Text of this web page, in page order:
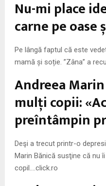
Nu-mi place
carne pe oase
Pe lângă faptul că este
mamă și soție. ”Zâna” a
Andreea
mulţi copii:
preîntâmpin
Deşi a trecut printr-o
Marin Bănică susţine că nu
copil….click.ro